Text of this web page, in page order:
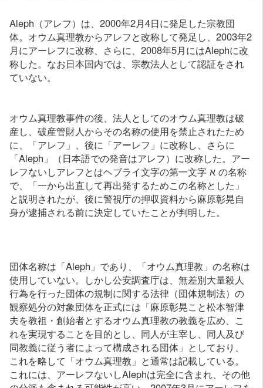
Aleph（アレフ）は、2000年2月4日に発足した宗教団
体。オウム真理教からアレフと改称して発足し、2003年2
月にアーレフに改称、さらに、2008年5月にはAlephに改
称した。なお日本国内では、宗教法人として認証をされ
ていない。
オウム真理教事件の後、法人としてのオウム真理教は破
産し、破産管財人からその名称の使用を禁止されたため
に、「アレフ」、後に「アーレフ」に改称し、さらに
「Aleph」（日本語での発音はアレフ）に改称した。アー
レフないしアレフとはヘブライ文字の第一文字 א の名称
で、「一から出直して再出発するためこの名称とした」
と説明されたが、後に警視庁の押収資料から麻原彰晃自
身が逮捕される前に決定していたことが判明した。
団体名称は「Aleph」であり、「オウム真理教」の名称は
使用していない。しかし公安調査庁は、無差別大量殺人
行為を行った団体の規制に関する法律（団体規制法）の
観察処分の対象団体を正式には「麻原彰晃こと松本智津
夫を教祖・創始者とするオウム真理教の教義を広め、こ
れを実現することを目的とし、同人が主宰し、同人及び
同教義に従う者によって構成される団体」としており、
これを略して「オウム真理教」と通常は記載している。
これには、アーレフないしAlephは完全に含まれ、その他